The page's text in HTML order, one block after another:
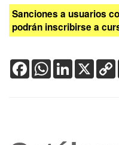
Sanciones a usuarios
podrán inscribirse a
FacebookWhatsApp
LinkedIn
X